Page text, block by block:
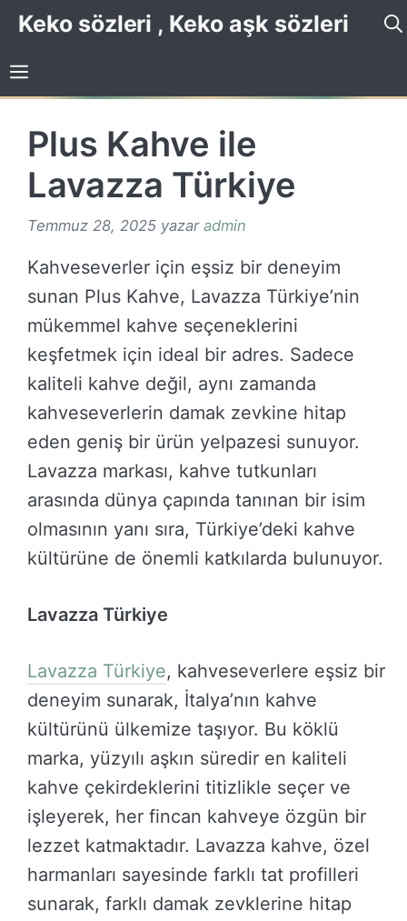
İçeriğe
Keko sözleri , Keko aşk sözleri
Plus Kahve ile
Lavazza Türkiye
Temmuz 28, 2025 yazar admin
Kahveseverler için eşsiz bir deneyim
sunan Plus Kahve, Lavazza Türkiye’nin
mükemmel kahve seçeneklerini
keşfetmek için ideal bir adres. Sadece
kaliteli kahve değil, aynı zamanda
kahveseverlerin damak zevkine hitap
eden geniş bir ürün yelpazesi sunuyor.
Lavazza markası, kahve tutkunları
arasında dünya çapında tanınan bir isim
olmasının yanı sıra, Türkiye’deki kahve
kültürüne de önemli katkılarda bulunuyor.
Lavazza Türkiye
Lavazza Türkiye, kahveseverlere eşsiz bir
deneyim sunarak, İtalya’nın kahve
kültürünü ülkemize taşıyor. Bu köklü
marka, yüzyılı aşkın süredir en kaliteli
kahve çekirdeklerini titizlikle seçer ve
işleyerek, her fincan kahveye özgün bir
lezzet katmaktadır. Lavazza kahve, özel
harmanları sayesinde farklı tat profilleri
sunarak, farklı damak zevklerine hitap